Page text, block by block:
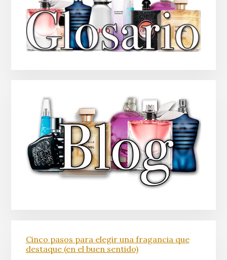
Cinco pasos para elegir una fragancia que
destaque (en el buen sentido)